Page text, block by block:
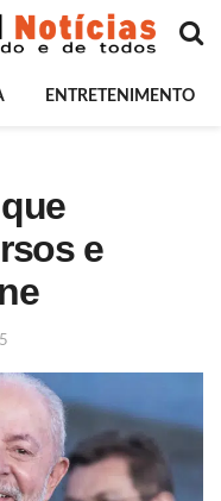
ENTRETENIMENTO
e